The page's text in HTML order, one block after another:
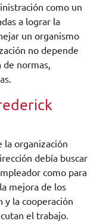
como un
a lograr la
un organismo
no depende
de normas,
la organización
debía buscar
como para
mejora de los
y la cooperación
el trabajo.